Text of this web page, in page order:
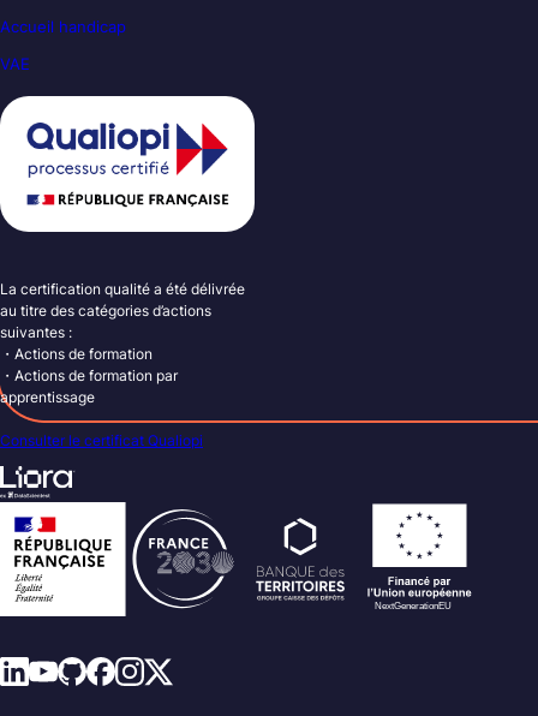
Accueil handicap
VAE
La certification qualité a été délivrée
au titre des catégories d’actions
suivantes :
・Actions de formation
・Actions de formation par
apprentissage
Consulter le certificat Qualiopi